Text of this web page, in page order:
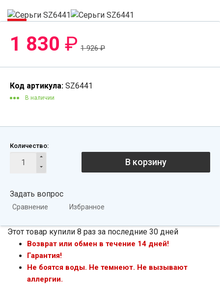
-5%
1 830 ₽ 1 926₽
Код артикула: SZ6441
В наличии
Количество:
В корзину
Задать вопрос
Сравнение Избранное
Этот товар купили 8 раз за последние 30 дней
Возврат или обмен в течение 14 дней!
Гарантия!
Не боятся воды. Не темнеют. Не вызывают
аллергии.